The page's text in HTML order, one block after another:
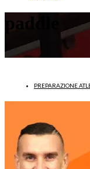
paddle
PREPARAZIONE